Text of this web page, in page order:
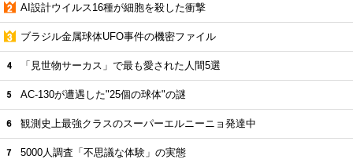
AI設計ウイルス16種が細胞を殺した衝撃
ブラジル金属球体UFO事件の機密ファイル
「見世物サーカス」で最も愛された人間5選
AC-130が遭遇した"25個の球体"の謎
観測史上最強クラスのスーパーエルニーニョ発達中
5000人調査「不思議な体験」の実態